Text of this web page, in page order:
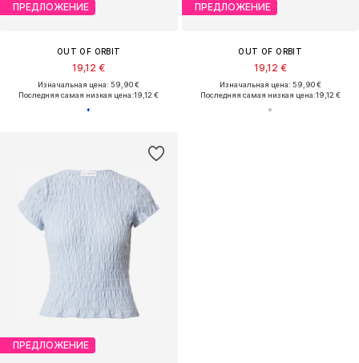
ПРЕДЛОЖЕНИЕ
OUT OF ORBIT
19,12 €
Изначальная цена: 59,90 €
Последняя самая низкая цена:19,12 €
ПРЕДЛОЖЕНИЕ
OUT OF ORBIT
19,12 €
Изначальная цена: 59,90 €
Последняя самая низкая цена:19,12 €
ПРЕДЛОЖЕНИЕ